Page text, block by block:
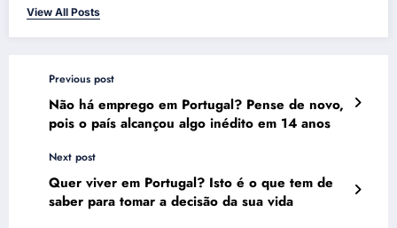
View All Posts
Previous post
Não há emprego em Portugal? Pense de novo,
pois o país alcançou algo inédito em 14 anos
Next post
Quer viver em Portugal? Isto é o que tem de
saber para tomar a decisão da sua vida